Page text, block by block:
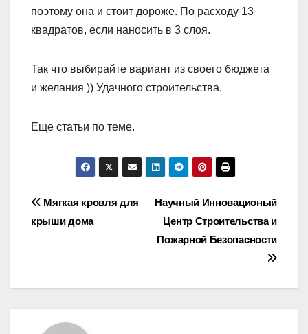
поэтому она и стоит дороже. По расходу 13
квадратов, если наносить в 3 слоя.
Так что выбирайте вариант из своего бюджета
и желания )) Удачного строительства.
Еще статьи по теме.
Навигация
по
Научный Инновационый
Центр Строительства и
Пожарной Безопасности
Мягкая кровля для
крыши дома